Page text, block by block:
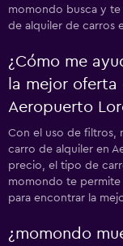
momondo busca y
de alquiler de carros
¿Cómo me
la mejor
Aeropuerto
Con el uso de filtros,
carro de alquiler en
precio, el tipo de
momondo te
para encontrar la
¿momondo